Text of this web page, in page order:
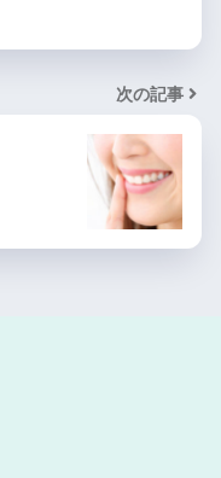
次の記事